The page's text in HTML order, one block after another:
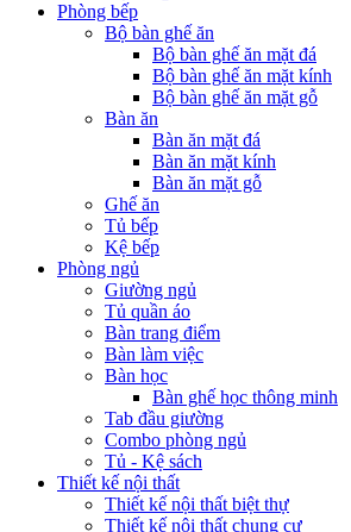
Phòng bếp
Bộ bàn ghế ăn
Bộ bàn ghế ăn mặt đá
Bộ bàn ghế ăn mặt kính
Bộ bàn ghế ăn mặt gỗ
Bàn ăn
Bàn ăn mặt đá
Bàn ăn mặt kính
Bàn ăn mặt gỗ
Ghế ăn
Tủ bếp
Kệ bếp
Phòng ngủ
Giường ngủ
Tủ quần áo
Bàn trang điểm
Bàn làm việc
Bàn học
Bàn ghế học thông minh
Tab đầu giường
Combo phòng ngủ
Tủ - Kệ sách
Thiết kế nội thất
Thiết kế nội thất biệt thự
Thiết kế nội thất chung cư